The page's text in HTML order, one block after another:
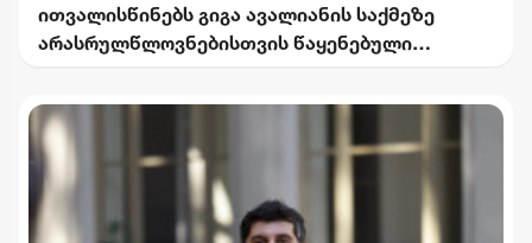
ითვალისწინებს გიგა ავალიანის საქმეზე
არასრულწლოვნებისთვის წაყენებული